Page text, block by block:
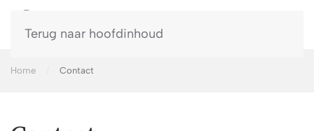
Terug naar hoofdinhoud
Home Contact